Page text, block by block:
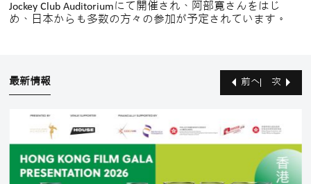
Jockey Club Auditoriumにて開催され、阿部寛さんをはじ
め、日本からも多数の方々の参加が予定されています。
最新情報 前へ 次